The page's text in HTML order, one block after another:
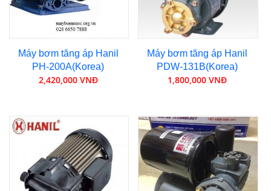
Máy bơm tăng áp Hanil
PH-200A(Korea)
2,420,000 VNĐ
Máy bơm tăng áp Hanil
PDW-131B(Korea)
1,800,000 VNĐ